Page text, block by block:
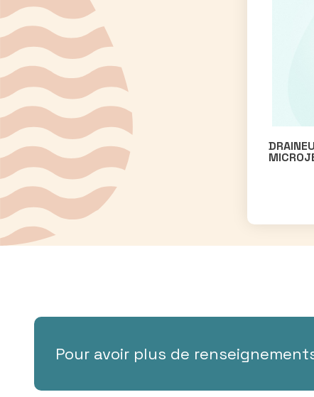
Pour avoir plus de